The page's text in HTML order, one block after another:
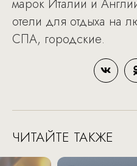
марок Италии и
отели для отдыха на
СПА, городские.
ЧИТАЙТЕ ТАКЖЕ